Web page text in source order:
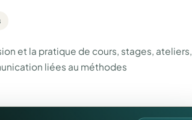
et la pratique de cours, stages, ateliers,
liées au méthodes